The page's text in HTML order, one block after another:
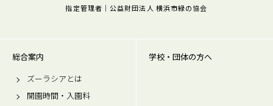
指定管理者｜公益財団法人 横浜市緑の協会
総合案内
ズーラシアとは
開園時間・入園料
学校・団体の方へ